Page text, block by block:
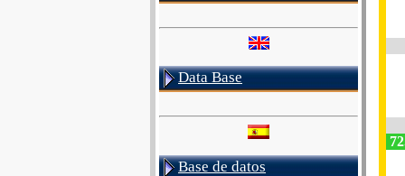
Data Base
Base de datos